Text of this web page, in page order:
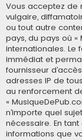
Vous acceptez de
vulgaire,
ou tout autre
pays, du pays où «
internationales. Le
immédiat et
fournisseur
adresses IP de
au renforcement
«
n’importe quel
nécessaire. En
informations que